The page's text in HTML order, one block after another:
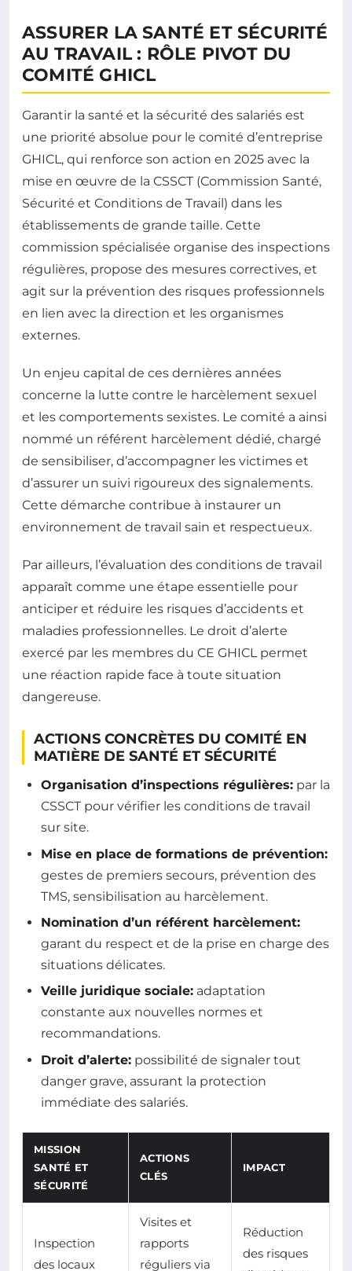
ASSURER LA SANTÉ ET SÉCURITÉ
AU TRAVAIL : RÔLE PIVOT DU
COMITÉ GHICL
Garantir la santé et la sécurité des salariés est
une priorité absolue pour le comité d’entreprise
GHICL, qui renforce son action en 2025 avec la
mise en œuvre de la CSSCT (Commission Santé,
Sécurité et Conditions de Travail) dans les
établissements de grande taille. Cette
commission spécialisée organise des inspections
régulières, propose des mesures correctives, et
agit sur la prévention des risques professionnels
en lien avec la direction et les organismes
externes.
Un enjeu capital de ces dernières années
concerne la lutte contre le harcèlement sexuel
et les comportements sexistes. Le comité a ainsi
nommé un référent harcèlement dédié, chargé
de sensibiliser, d’accompagner les victimes et
d’assurer un suivi rigoureux des signalements.
Cette démarche contribue à instaurer un
environnement de travail sain et respectueux.
Par ailleurs, l’évaluation des conditions de travail
apparaît comme une étape essentielle pour
anticiper et réduire les risques d’accidents et
maladies professionnelles. Le droit d’alerte
exercé par les membres du CE GHICL permet
une réaction rapide face à toute situation
dangereuse.
ACTIONS CONCRÈTES DU COMITÉ EN
MATIÈRE DE SANTÉ ET SÉCURITÉ
Organisation d’inspections régulières: par la
CSSCT pour vérifier les conditions de travail
sur site.
Mise en place de formations de prévention:
gestes de premiers secours, prévention des
TMS, sensibilisation au harcèlement.
Nomination d’un référent harcèlement:
garant du respect et de la prise en charge des
situations délicates.
Veille juridique sociale: adaptation
constante aux nouvelles normes et
recommandations.
Droit d’alerte: possibilité de signaler tout
danger grave, assurant la protection
immédiate des salariés.
MISSION
SANTÉ ET
SÉCURITÉ
ACTIONS
CLÉS
IMPACT
Inspection
des locaux
Visites et
rapports
réguliers via
Réduction
des risques